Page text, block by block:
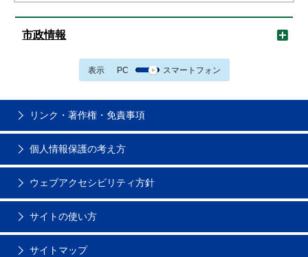
市政情報
表示 PC スマートフォン
リンク・著作権・免責事項
個人情報保護の考え方
ウェブアクセシビリティ方針
サイトの使い方
サイトマップ